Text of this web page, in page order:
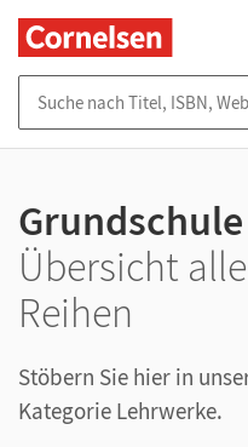
Grundschule
Übersicht
Reihen
Stöbern Sie hier in
Kategorie Lehrwerke.